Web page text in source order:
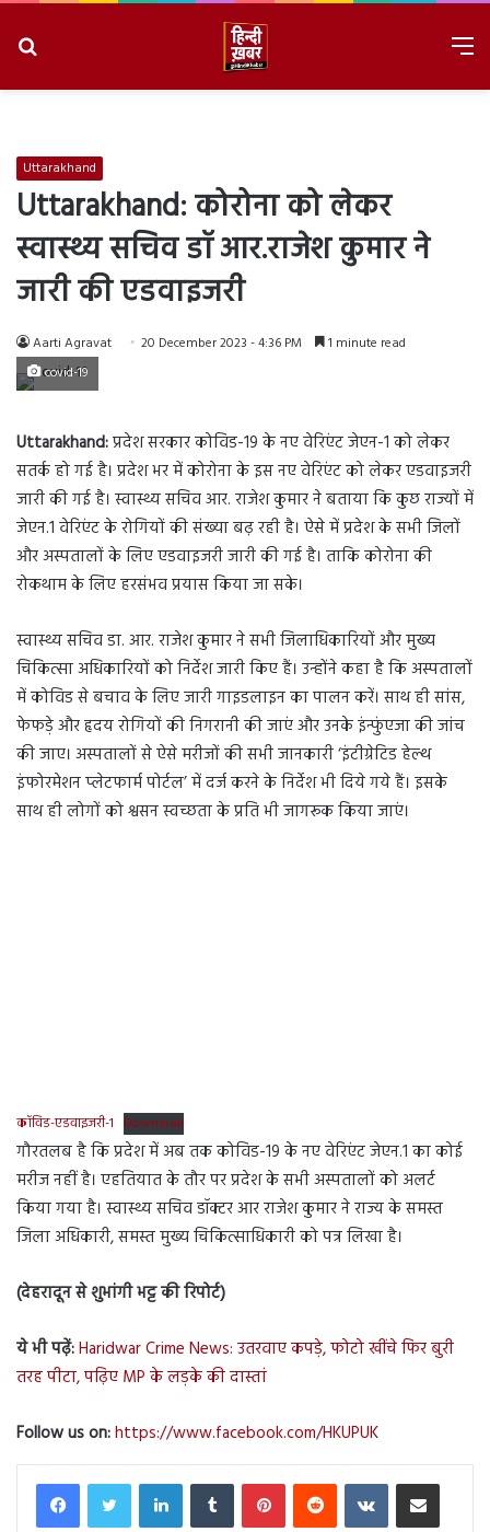
Uttarakhand
Uttarakhand: कोरोना को लेकर
स्वास्थ्य सचिव डॉ आर.राजेश कुमार ने
जारी की एडवाइजरी
Aarti Agravat 20 December 2023 - 4:36 PM 1 minute read
covid-19
Uttarakhand:प्रदेश सरकार कोविड-19 के नए वेरिएंट जेएन-1 को लेकर
सतर्क हो गई है। प्रदेश भर में कोरोना के इस नए वेरिएंट को लेकर एडवाइजरी
जारी की गई है। स्वास्थ्य सचिव आर. राजेश कुमार ने बताया कि कुछ राज्यों में
जेएन.1 वेरिएंट के रोगियों की संख्या बढ़ रही है। ऐसे में प्रदेश के सभी जिलों
और अस्पतालों के लिए एडवाइजरी जारी की गई है। ताकि कोरोना की
रोकथाम के लिए हरसंभव प्रयास किया जा सके।
स्वास्थ्य सचिव डा. आर. राजेश कुमार ने सभी जिलाधिकारियों और मुख्य
चिकित्सा अधिकारियों को निर्देश जारी किए हैं। उन्होंने कहा है कि अस्पतालों
में कोविड से बचाव के लिए जारी गाइडलाइन का पालन करें। साथ ही सांस,
फेफड़े और हृदय रोगियों की निगरानी की जाएं और उनके इंन्फुंएजा की जांच
की जाए। अस्पतालों से ऐसे मरीजों की सभी जानकारी ‘इंटीग्रेटिड हेल्थ
इंफोरमेशन प्लेटफार्म पोर्टल’ में दर्ज करने के निर्देश भी दिये गये हैं। इसके
साथ ही लोगों को श्वसन स्वच्छता के प्रति भी जागरूक किया जाएं।
कॉविड-एडवाइजरी-1 Download
गौरतलब है कि प्रदेश में अब तक कोविड-19 के नए वेरिएंट जेएन.1 का कोई
मरीज नहीं है। एहतियात के तौर पर प्रदेश के सभी अस्पतालों को अलर्ट
किया गया है। स्वास्थ्य सचिव डॉक्टर आर राजेश कुमार ने राज्य के समस्त
जिला अधिकारी, समस्त मुख्य चिकित्साधिकारी को पत्र लिखा है।
(देहरादून से शुभांगी भट्ट की रिपोर्ट)
ये भी पढ़ें:Haridwar Crime News: उतरवाए कपड़े, फोटो खींचे फिर बुरी
तरह पीटा, पढ़िए MP के लड़के की दास्तां
Follow us on:https://www.facebook.com/HKUPUK
LinkedInTumblr PinterestReddit VKontakteShare via Email